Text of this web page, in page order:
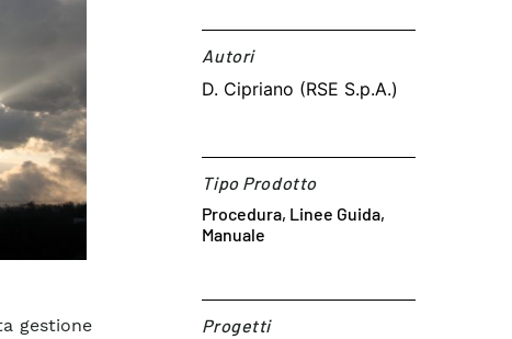
gestione
Autori​
D. Cipriano (RSE S.p.A.)
Tipo Prodotto
Procedura, Linee Guida,
Manuale
Progetti